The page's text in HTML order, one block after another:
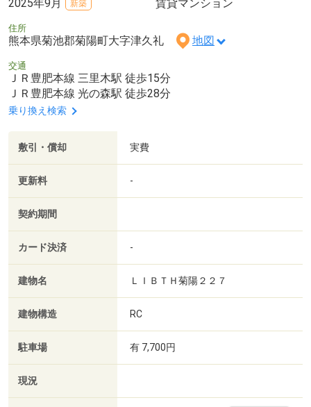
2025年9月 新築 賃貸マンション
住所
熊本県菊池郡菊陽町大字津久礼 地図
交通
ＪＲ豊肥本線 三里木駅 徒歩15分
ＪＲ豊肥本線 光の森駅 徒歩28分
乗り換え検索
敷引・償却 実費
更新料 -
契約期間
カード決済 -
建物名 ＬＩＢＴＨ菊陽２２７
建物構造 RC
駐車場 有 7,700円
現況